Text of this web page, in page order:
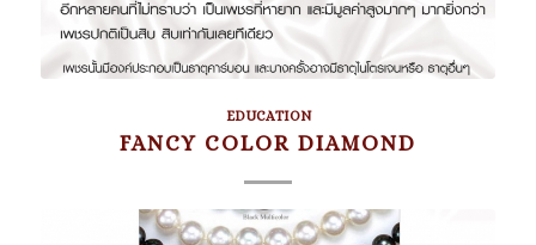
EDUCATION
FANCY COLOR DIAMOND